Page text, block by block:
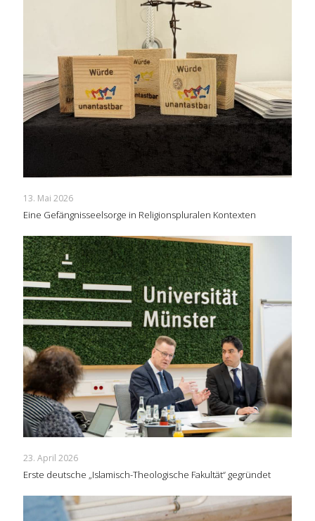
13. Mai 2026
Eine Gefängnisseelsorge in Religionspluralen Kontexten
23. April 2026
Erste deutsche „Islamisch-Theologische Fakultät“ gegründet